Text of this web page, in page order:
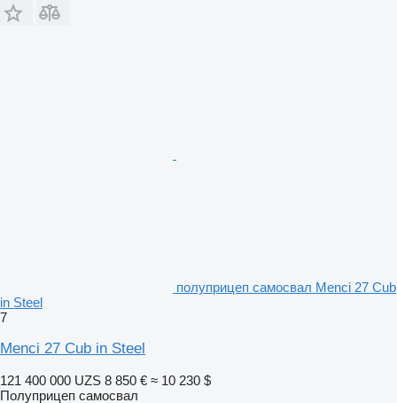
полуприцеп самосвал Menci 27 Cub
in Steel
7
Menci 27 Cub in Steel
121 400 000 UZS 8 850 € ≈ 10 230 $
Полуприцеп самосвал